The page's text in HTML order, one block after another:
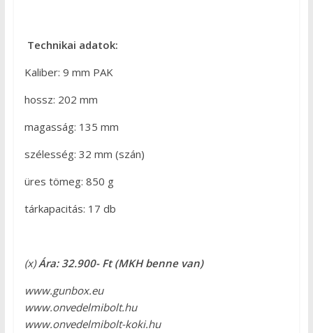
Technikai adatok:
Kaliber: 9 mm PAK
hossz: 202 mm
magasság: 135 mm
szélesség: 32 mm (szán)
üres tömeg: 850 g
tárkapacitás: 17 db
(x)Ára: 32.900- Ft (MKH benne van)
www.gunbox.eu
www.onvedelmibolt.hu
www.onvedelmibolt-koki.hu